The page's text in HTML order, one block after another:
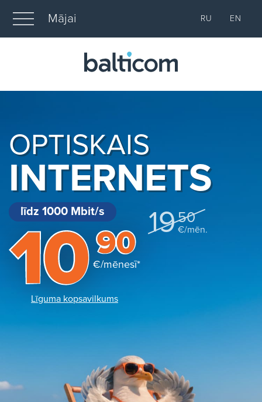
Mājai RU EN
OPTISKAIS
INTERNETS
līdz 1000 Mbit/s
€/mēnesī*
Līguma kopsavilkums
1950
€/mēn.